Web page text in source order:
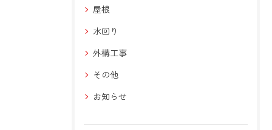
屋根
水回り
外構工事
その他
お知らせ